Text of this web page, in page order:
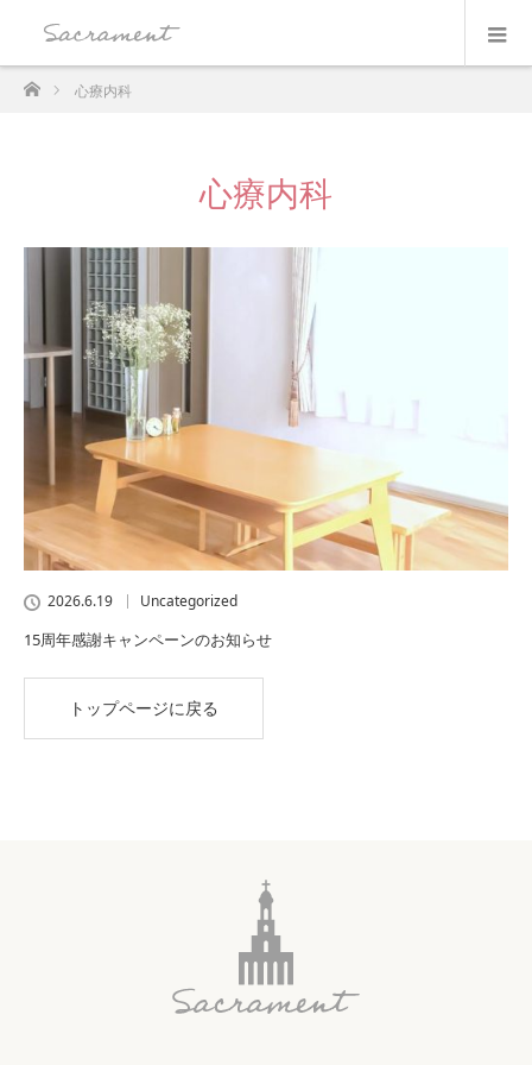
ホーム心療内科
心療内科
2026.6.19 Uncategorized
15周年感謝キャンペーンのお知らせ
トップページに戻る